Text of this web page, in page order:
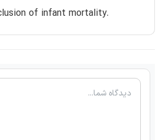
of infant mortality.